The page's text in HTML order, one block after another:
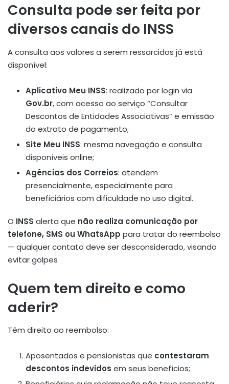
Consulta pode ser feita por
diversos canais do INSS
A consulta aos valores a serem ressarcidos já está
disponível:
Aplicativo Meu INSS: realizado por login via
Gov.br, com acesso ao serviço “Consultar
Descontos de Entidades Associativas” e emissão
do extrato de pagamento;
Site Meu INSS: mesma navegação e consulta
disponíveis online;
Agências dos Correios: atendem
presencialmente, especialmente para
beneficiários com dificuldade no uso digital.
O INSS alerta que não realiza comunicação por
telefone, SMS ou WhatsApp para tratar do reembolso
— qualquer contato deve ser desconsiderado, visando
evitar golpes
Quem tem direito e como
aderir?
Têm direito ao reembolso:
Aposentados e pensionistas que contestaram
descontos indevidos em seus benefícios;